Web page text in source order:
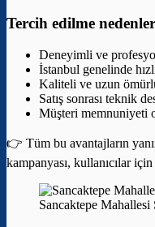
Tercih edilme
Deneyimli ve
İstanbul genelinde
Kaliteli ve uzun
Satış sonrası teknik
Müşteri memnuniyeti
👉 Tüm bu avantajların
kampanyası, kullanıcılar
Sancaktepe Mahallesi